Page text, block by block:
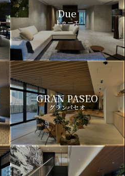
Due
ドゥーエ
GRAN PASEO
グランパセオ